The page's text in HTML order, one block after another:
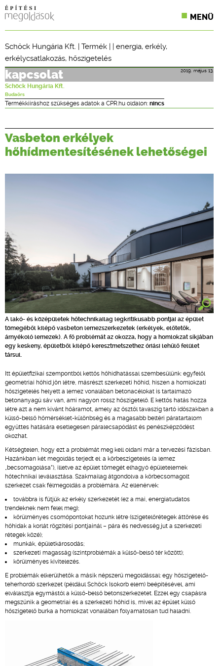
MENÜ
SZAKLAPOK
CPR TERMÉKKIÍRÁS
ÉPÍTÉSI JOG
ONLINE KÉPZÉSEK
TERVEZÉSI SEGÉDLETEK
Schöck Hungária Kft. | Termék | | energia, erkély,
erkélycsatlakozás, hőszigetelés
2019. május 13.
kapcsolat
Schöck Hungária Kft.
Budaörs
Termékkiíráshoz szükséges adatok a CPR.hu oldalon: nincs
Vasbeton erkélyek
hőhídmentesítésének lehetőségei
A lakó- és középületek hőtechnikailag legkritikusabb pontjai az épület
tömegéből kilépő vasbeton lemezszerkezetek (erkélyek, előtetők,
árnyékoló lemezek). A fő problémát az okozza, hogy a homlokzat síkjában
egy keskeny, épületből kilépő keresztmetszethez óriási lehűlő felület
társul.
Itt épületfizikai szempontból kettős hőhídhatással szembesülünk: egyfelől
geometriai hőhíd jön létre, másrészt szerkezeti hőhíd, hiszen a homlokzati
hőszigetelés helyett a lemez vonalában betonacélokat is tartalmazó
betonanyagú sáv van, ami nagyon rossz hőszigetelő. E kettős hatás hozza
létre azt a nem kívánt hőáramot, amely az ősztől tavaszig tartó időszakban a
külső-belső hőmérséklet-különbség és a magasabb beltéri páratartalom
együttes hatására esetlegesen páralecsapódást és penészképződést
okozhat.
Kétségtelen, hogy ezt a problémát meg kell oldani már a tervezési fázisban.
Hazánkban két megoldás terjedt el: a körbeszigetelés (a lemez
„becsomagolása”), illetve az épület tömegét elhagyó épületelemek
hőtechnikai leválasztása. Szakmailag átgondolva a körbecsomagolt
szerkezet csak félmegoldás a problémára. Az ellenérvek:
továbbra is fűtjük az erkély szerkezetét (ez a mai, energiatudatos
trendeknek nem felel meg);
körülményes csomópontokat hozunk létre (szigetelőrétegek áttörése és
hőhidak a korlát rögzítési pontjainál – pára és nedvesség jut a szerkezeti
rétegek közé);
munkák, épületkárosodás;
szerkezeti magasság (szintproblémák a külső-belső tér között);
körülményes kivitelezés.
E problémák elkerülhetők a másik népszerű megoldással: egy hőszigetelő-
teherhordó szerkezet (például Schöck Isokorb elem) beépítésével, ami
elválasztja egymástól a külső-belső betonszerkezetet. Ezzel egy csapásra
megszűnik a geometriai és a szerkezeti hőhíd is, mivel az épület külső
hőszigetelő burka a homlokzat vonalában folyamatosan tud haladni.